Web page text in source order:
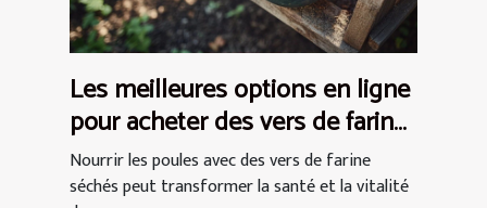
Les meilleures options en ligne
pour acheter des vers de farine
séchés pour les poules
Nourrir les poules avec des vers de farine
séchés peut transformer la santé et la vitalité